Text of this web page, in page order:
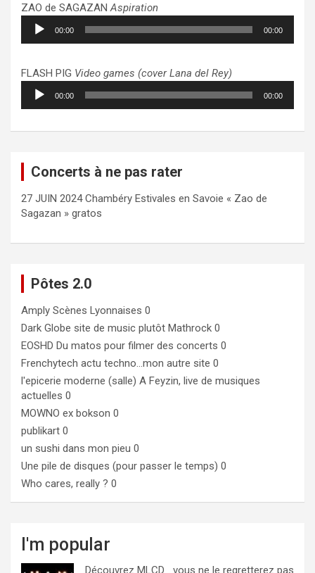
ZAO de SAGAZANAspiration
Lecteur
audio
00:00 00:00
FLASH PIG Video games (cover Lana del Rey)
Lecteur
audio
00:00 00:00
Concerts à ne pas rater
27 JUIN 2024 Chambéry Estivales en Savoie « Zao de
Sagazan » gratos
Pôtes 2.0
Amply Scènes Lyonnaises 0
Dark Globe site de music plutôt Mathrock 0
EOSHD Du matos pour filmer des concerts 0
Frenchytech actu techno…mon autre site 0
l'epicerie moderne (salle) A Feyzin, live de musiques
actuelles 0
MOWNO ex bokson 0
publikart 0
un sushi dans mon pieu 0
Une pile de disques (pour passer le temps) 0
Who cares, really ? 0
I'm popular
Découvrez MLCD… vous ne le regretterez pas